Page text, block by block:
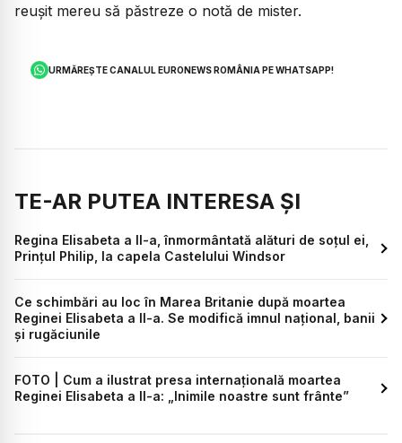
reușit mereu să păstreze o notă de mister.
URMĂREȘTE CANALUL EURONEWS ROMÂNIA PE WHATSAPP!
TE-AR PUTEA INTERESA ȘI
Regina Elisabeta a II-a, înmormântată alături de soțul ei,
Prințul Philip, la capela Castelului Windsor
Ce schimbări au loc în Marea Britanie după moartea
Reginei Elisabeta a II-a. Se modifică imnul național, banii
și rugăciunile
FOTO | Cum a ilustrat presa internațională moartea
Reginei Elisabeta a II-a: „Inimile noastre sunt frânte”